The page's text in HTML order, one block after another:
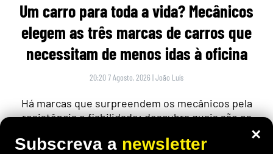
Um carro para toda a vida? Mecânicos
elegem as três marcas de carros que
necessitam de menos idas à oficina
20:20 7 Agosto, 2026 |João Luís
Há marcas que surpreendem os mecânicos pela
resistência e fiabilidade: descubra quais são os
×
Subscreva a newsletter